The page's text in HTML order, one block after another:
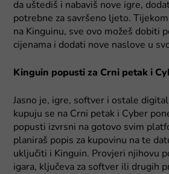
da uštediš i nabaviš nove igre,
potrebne za savršeno ljeto.
na Kinguinu, sve ovo možeš dobiti
cijenama i dodati nove naslove u
Kinguin popusti za Crni petak i
Jasno je, igre, softver i ostale
kupuju se na Crni petak i Cyber
popusti izvrsni na gotovo svim
planiraš popis za kupovinu na te
uključiti i Kinguin. Provjeri njihovu
igara, ključeva za softver ili drugih